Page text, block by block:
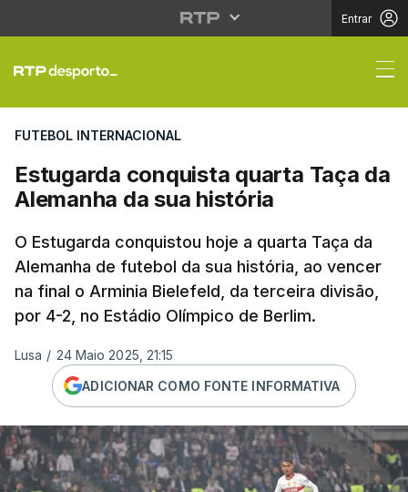
Entrar
Estugarda conquista
FUTEBOL INTERNACIONAL
Estugarda conquista quarta Taça da
Alemanha da sua história
O Estugarda conquistou hoje a quarta Taça da
Alemanha de futebol da sua história, ao vencer
na final o Arminia Bielefeld, da terceira divisão,
por 4-2, no Estádio Olímpico de Berlim.
Lusa / 24 Maio 2025, 21:15
ADICIONAR COMO FONTE INFORMATIVA